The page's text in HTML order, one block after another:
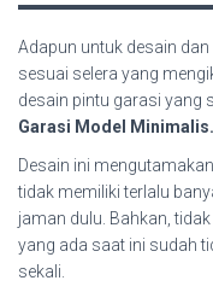
Adapun untuk desain
sesuai selera yang
desain pintu garasi yang
Garasi Model Minimalis.
Desain ini
tidak memiliki terlalu
jaman dulu. Bahkan,
yang ada saat ini sudah
sekali.